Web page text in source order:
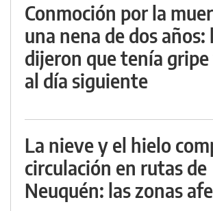
Conmoción por la
una nena de dos años:
dijeron que tenía
al día siguiente
La nieve y el hielo
circulación en rutas de
Neuquén: las zonas